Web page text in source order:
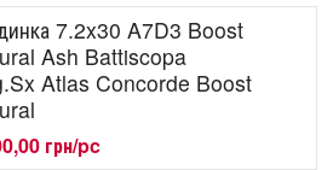
7.2x30 A7D3 Boost
Ash Battiscopa
Atlas Concorde Boost
грн/pc